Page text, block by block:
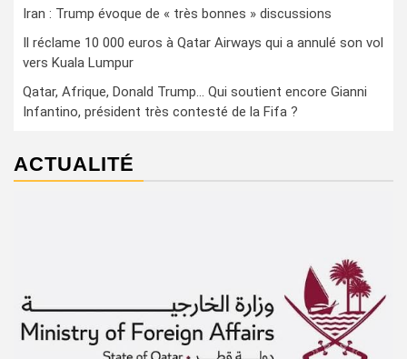
Iran : Trump évoque de « très bonnes » discussions
Il réclame 10 000 euros à Qatar Airways qui a annulé son vol
vers Kuala Lumpur
Qatar, Afrique, Donald Trump… Qui soutient encore Gianni
Infantino, président très contesté de la Fifa ?
ACTUALITÉ